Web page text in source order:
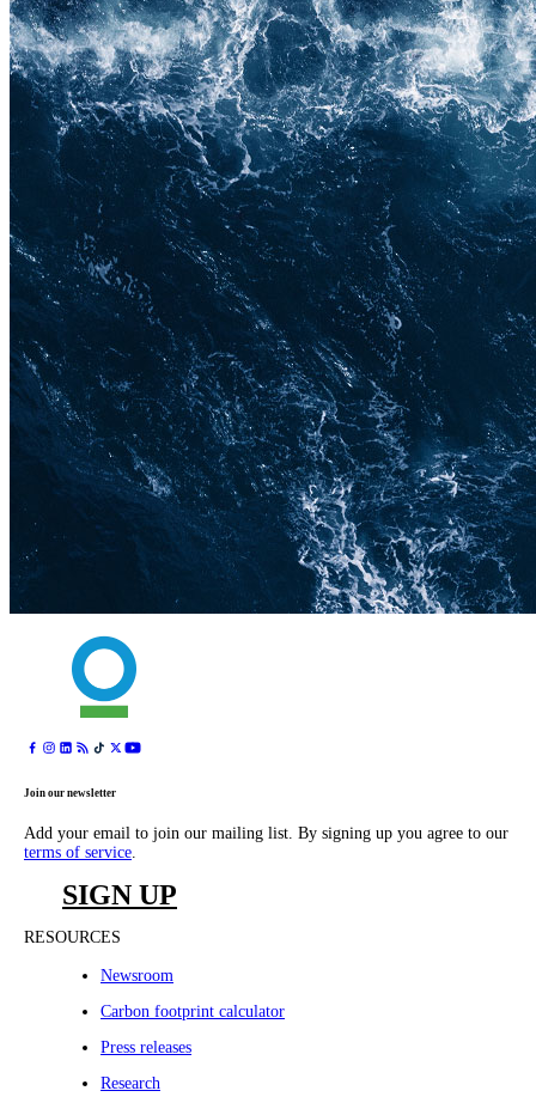
Join our newsletter
Add your email to join our mailing list. By signing up you agree to our
terms of service.
SIGN UP
RESOURCES
Newsroom
Carbon footprint calculator
Press releases
Research